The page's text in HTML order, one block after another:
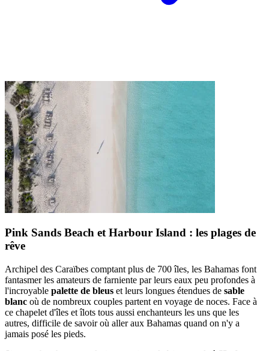
Pink Sands Beach et Harbour Island : les plages de
rêve
Archipel des Caraïbes comptant plus de 700 îles, les Bahamas font
fantasmer les amateurs de farniente par leurs eaux peu profondes à
l'incroyable palette de bleus et leurs longues étendues de sable
blanc où de nombreux couples partent en voyage de noces. Face à
ce chapelet d'îles et îlots tous aussi enchanteurs les uns que les
autres, difficile de savoir où aller aux Bahamas quand on n'y a
jamais posé les pieds.